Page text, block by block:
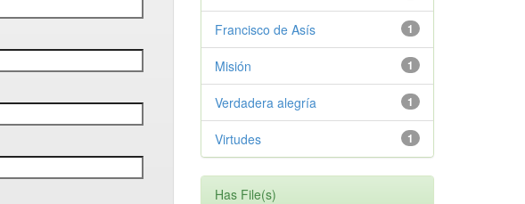
1
Francisco de Asís
1
Misión
1
Verdadera alegría
1
Virtudes
Has File(s)